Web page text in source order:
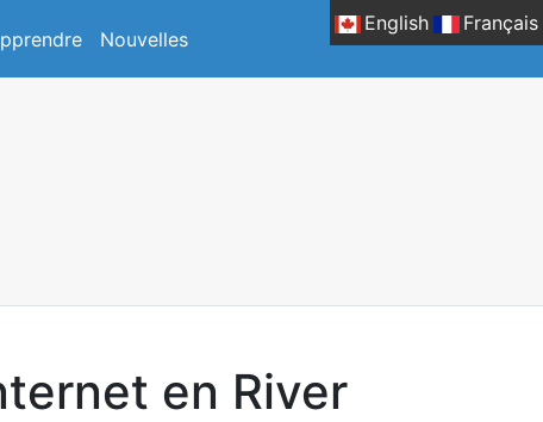
English Français
Nouvelles
en River